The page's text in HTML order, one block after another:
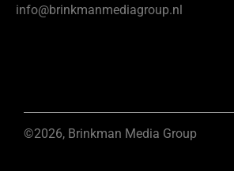
info@brinkmanmediagroup.nl
©2026, Brinkman Media Group